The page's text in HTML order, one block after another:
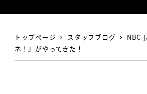
トップページ スタッフブログ
NBC
ネ！』がやってきた！